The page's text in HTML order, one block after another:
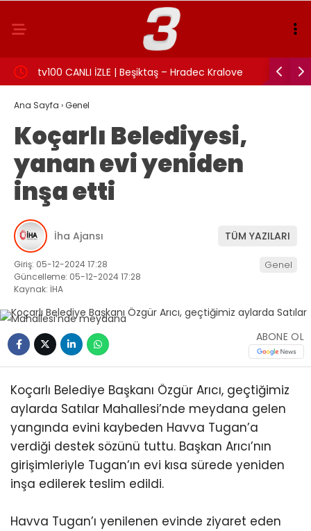
tv100 CANLI İZLE | Beşiktaş – Hradec Kralove
maçı canlı izle!
İzmit
Ana Sayfa ›Genel
Koçarlı Belediyesi,
yanan evi yeniden
inşa etti
İha Ajansı TÜM YAZILARI
Giriş: 05-12-2024 17:28
Güncelleme: 05-12-2024 17:28
Kaynak: İHA
Genel
ABONE OL
Koçarlı Belediye Başkanı Özgür Arıcı, geçtiğimiz
aylarda Satılar Mahallesi’nde meydana gelen
yangında evini kaybeden Havva Tugan’a
verdiği destek sözünü tuttu. Başkan Arıcı’nın
girişimleriyle Tugan’ın evi kısa sürede yeniden
inşa edilerek teslim edildi.
Havva Tugan’ı yenilenen evinde ziyaret eden